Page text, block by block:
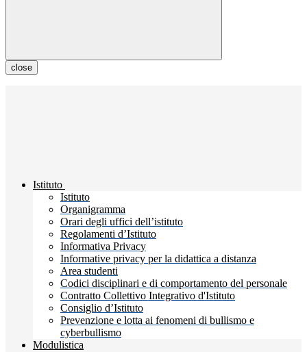
close
Istituto
Istituto
Organigramma
Orari degli uffici dell’istituto
Regolamenti d’Istituto
Informativa Privacy
Informative privacy per la didattica a distanza
Area studenti
Codici disciplinari e di comportamento del personale
Contratto Collettivo Integrativo d'Istituto
Consiglio d’Istituto
Prevenzione e lotta ai fenomeni di bullismo e
cyberbullismo
Modulistica